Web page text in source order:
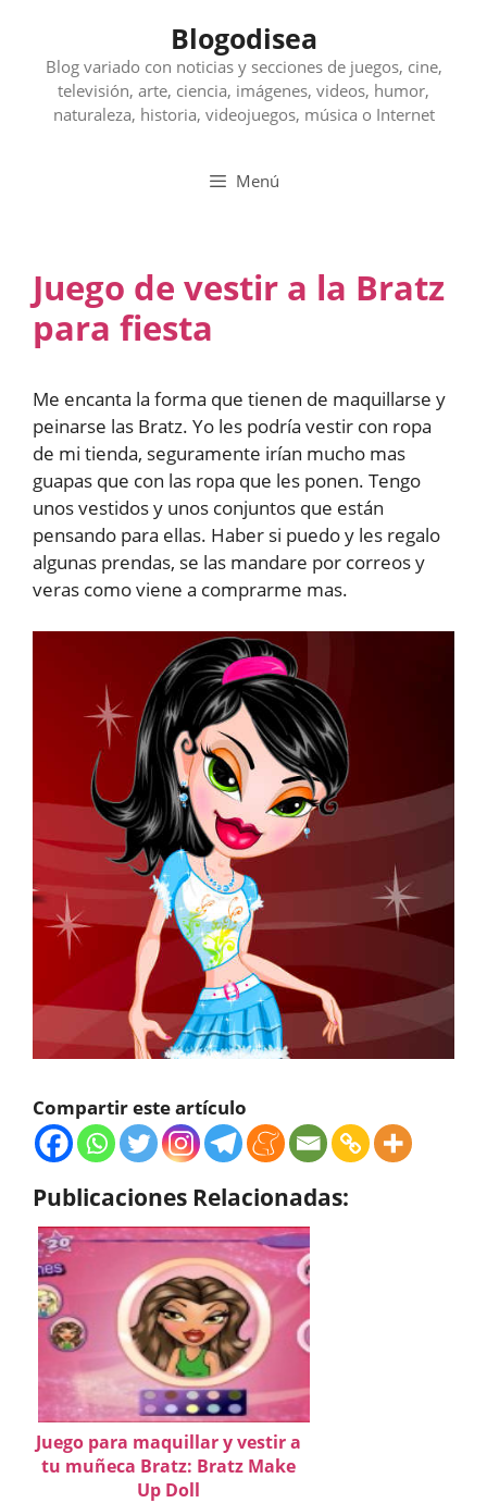
contenido
Blogodisea
Blog variado con noticias y secciones de juegos, cine,
televisión, arte, ciencia, imágenes, videos, humor,
naturaleza, historia, videojuegos, música o Internet
Menú
Juego de vestir a la Bratz
para fiesta
Me encanta la forma que tienen de maquillarse y
peinarse las Bratz. Yo les podría vestir con ropa
de mi tienda, seguramente irían mucho mas
guapas que con las ropa que les ponen. Tengo
unos vestidos y unos conjuntos que están
pensando para ellas. Haber si puedo y les regalo
algunas prendas, se las mandare por correos y
veras como viene a comprarme mas.
Compartir este artículo
Publicaciones Relacionadas:
Juego para maquillar y vestir a
tu muñeca Bratz: Bratz Make
Up Doll